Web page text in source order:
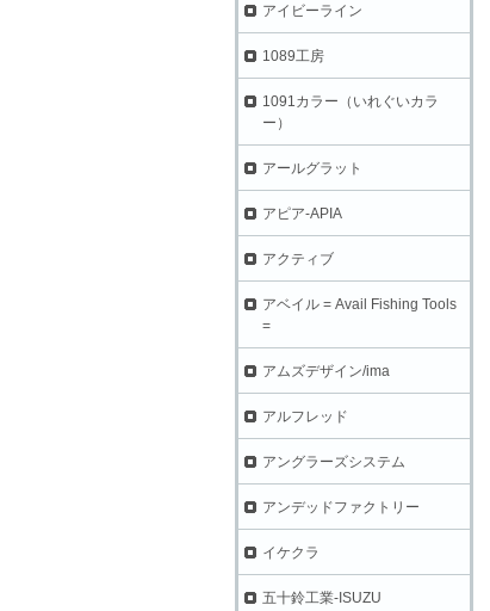
アイビーライン
1089工房
1091カラー（いれぐいカラ
ー）
アールグラット
アピア-APIA
アクティブ
アベイル = Avail Fishing Tools
=
アムズデザイン/ima
アルフレッド
アングラーズシステム
アンデッドファクトリー
イケクラ
五十鈴工業-ISUZU